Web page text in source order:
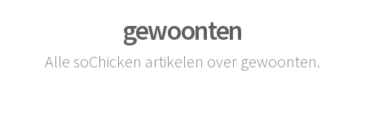
gewoonten
Alle soChicken artikelen over gewoonten.